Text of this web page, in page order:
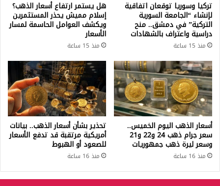
تركيا وسوريا توقعان اتفاقية
لإنشاء “الجامعة السورية
التركية” في دمشق.. منح
دراسية واعتراف بالشهادات
منذ 15 ساعة
هل يستمر ارتفاع أسعار الذهب؟
إسلام مميش يحذر المستثمرين
ويكشف العوامل الحاسمة لمسار
الأسعار
منذ 15 ساعة
أسعار الذهب اليوم الخميس..
سعر جرام ذهب 24 و22 و21
وسعر ليرة ذهب جمهوريات
منذ 16 ساعة
تحذير بشأن أسعار الذهب.. بيانات
أمريكية مرتقبة قد تدفع الأسعار
للصعود أو الهبوط
منذ 16 ساعة